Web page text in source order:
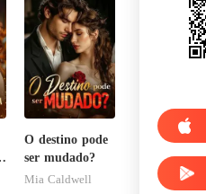
O destino pode
ser mudado?
Mia Caldwell